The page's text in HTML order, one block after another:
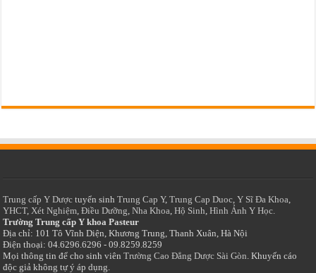
Trung cấp Y Dược tuyển sinhTrung Cap Y,Trung Cap Duoc ,Y Sĩ Đa Khoa
YHCT, Xét Nghiệm ,Điều Dưỡng ,Nha Khoa ,Hộ Sinh ,Hình Ảnh Y Học.
Trường Trung cấp Y khoa Pasteur
Địa chỉ: 101 Tô Vĩnh Diện, Khương Trung, Thanh Xuân, Hà Nội
Điện thoại: 04.6296.6296 - 09.8259.8259
Mọi thông tin để cho sinh viênTrường Cao Đẳng Dược Sài Gòn . Khuyến cáo
độc giả không tự ý áp dụng.